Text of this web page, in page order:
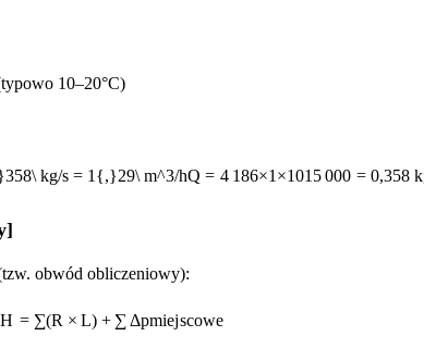
10–20°C)
kg/s = 1{,}29\ m^3/hQ = 4 186×1 ×1015000 = 0,358 k
obwód obliczeniowy):
H = ∑(R × L) + ∑ Δpmiejscowe